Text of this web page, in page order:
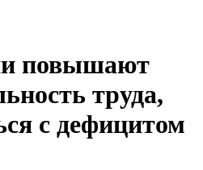
повышают
труда,
с дефицитом